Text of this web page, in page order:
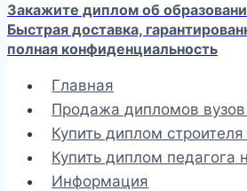
Закажите диплом об
Быстрая доставка,
полная конфиденциальность
Главная
Продажа дипломов
Купить диплом
Купить диплом педагога
Информация